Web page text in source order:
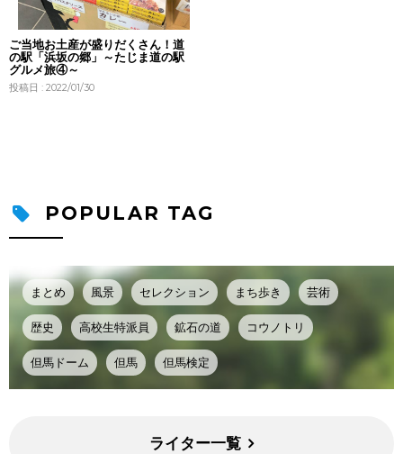
ご当地お土産が盛りだくさん！道
の駅「浜坂の郷」～たじま道の駅
グルメ旅④～
投稿日 : 2022/01/30
POPULAR TAG
まとめ 風景 セレクション まち歩き 芸術
歴史 高校生特派員 鉱石の道 コウノトリ
但馬ドーム 但馬 但馬検定
ライター一覧